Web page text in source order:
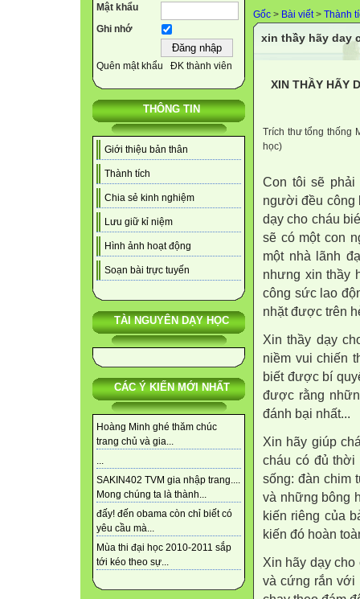
Mật khẩu
Ghi nhớ
Quên mật khẩu ĐK thành viên
THÔNG TIN
Giới thiệu bản thân
Thành tích
Chia sẻ kinh nghiệm
Lưu giữ kỉ niệm
Hình ảnh hoạt động
Soạn bài trực tuyến
TÀI NGUYÊN DẠY HỌC
CÁC Ý KIẾN MỚI NHẤT
Hoàng Minh ghé thăm chúc
trang chủ và gia...
...
SAKIN402 TVM gia nhập trang....
Mong chúng ta là thành...
đấy! đến obama còn chỉ biết có
yêu cầu mà...
Mùa thi đại học 2010-2011 sắp
tới kéo theo sự...
Gốc > Bài viết> Thành
xin thầy hãy day
XIN THẦY HÃY
Trích thư tổng thống
học)
Con tôi sẽ phải
người đều công
dạy cho cháu
sẽ có một con
một nhà lãnh
nhưng xin thầy
công sức lao
nhặt được trên
Xin thầy dạy
niềm vui chiến
biết được bí
được rằng
đánh bại nhất...
Xin hãy giúp
cháu có đủ
sống: đàn chim
và những bông
kiến riêng của
kiến đó hoàn
Xin hãy dạy
và cứng rắn với